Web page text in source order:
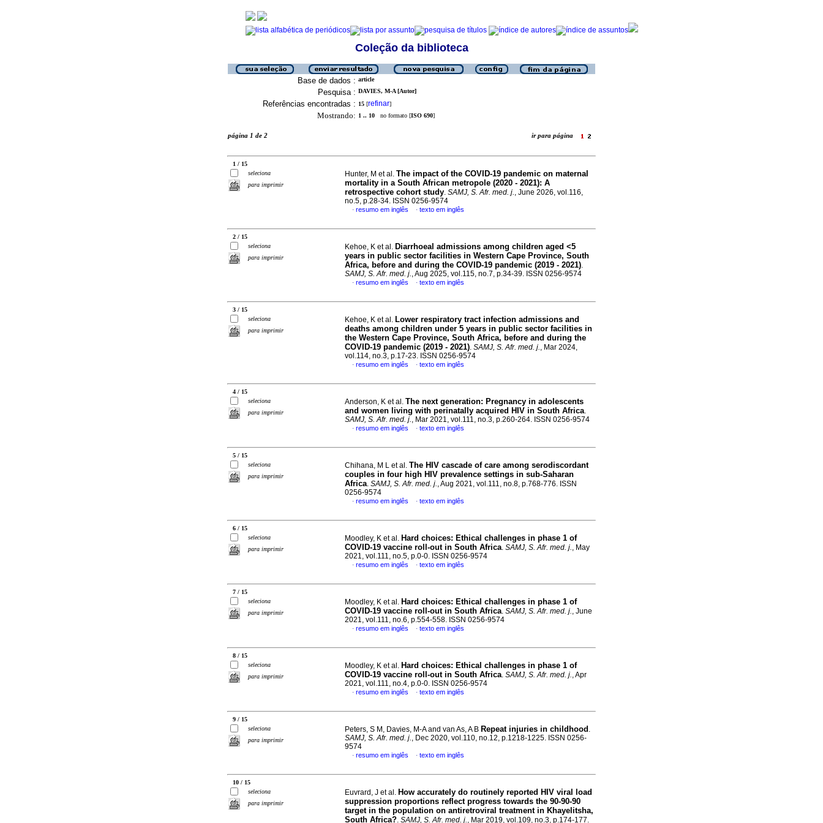
Coleção da biblioteca
Base de dados : article
Pesquisa : DAVIES, M-A [Autor]
Referências encontradas : 15 [refinar]
Mostrando: 1 .. 10 no formato [ISO 690]
página 1 de 2 ir para página
1 / 15
seleciona
para imprimir
Hunter, M et al. The impact of the COVID-19 pandemic on maternal
mortality in a South African metropole (2020 - 2021): A
retrospective cohort study. SAMJ, S. Afr. med. j., June 2026, vol.116,
no.5, p.28-34. ISSN 0256-9574
· resumo em inglês · texto em inglês
2 / 15
seleciona
para imprimir
Kehoe, K et al. Diarrhoeal admissions among children aged <5
years in public sector facilities in Western Cape Province, South
Africa, before and during the COVID-19 pandemic (2019 - 2021).
SAMJ, S. Afr. med. j., Aug 2025, vol.115, no.7, p.34-39. ISSN 0256-9574
· resumo em inglês · texto em inglês
3 / 15
seleciona
para imprimir
Kehoe, K et al. Lower respiratory tract infection admissions and
deaths among children under 5 years in public sector facilities in
the Western Cape Province, South Africa, before and during the
COVID-19 pandemic (2019 - 2021). SAMJ, S. Afr. med. j., Mar 2024,
vol.114, no.3, p.17-23. ISSN 0256-9574
· resumo em inglês · texto em inglês
4 / 15
seleciona
para imprimir
Anderson, K et al. The next generation: Pregnancy in adolescents
and women living with perinatally acquired HIV in South Africa.
SAMJ, S. Afr. med. j., Mar 2021, vol.111, no.3, p.260-264. ISSN 0256-9574
· resumo em inglês · texto em inglês
5 / 15
seleciona
para imprimir
Chihana, M L et al. The HIV cascade of care among serodiscordant
couples in four high HIV prevalence settings in sub-Saharan
Africa. SAMJ, S. Afr. med. j., Aug 2021, vol.111, no.8, p.768-776. ISSN
0256-9574
· resumo em inglês · texto em inglês
6 / 15
seleciona
para imprimir
Moodley, K et al. Hard choices: Ethical challenges in phase 1 of
COVID-19 vaccine roll-out in South Africa. SAMJ, S. Afr. med. j., May
2021, vol.111, no.5, p.0-0. ISSN 0256-9574
· resumo em inglês · texto em inglês
7 / 15
seleciona
para imprimir
Moodley, K et al. Hard choices: Ethical challenges in phase 1 of
COVID-19 vaccine roll-out in South Africa. SAMJ, S. Afr. med. j., June
2021, vol.111, no.6, p.554-558. ISSN 0256-9574
· resumo em inglês · texto em inglês
8 / 15
seleciona
para imprimir
Moodley, K et al. Hard choices: Ethical challenges in phase 1 of
COVID-19 vaccine roll-out in South Africa. SAMJ, S. Afr. med. j., Apr
2021, vol.111, no.4, p.0-0. ISSN 0256-9574
· resumo em inglês · texto em inglês
9 / 15
seleciona
para imprimir
Peters, S M, Davies, M-A and van As, A B Repeat injuries in childhood .
SAMJ, S. Afr. med. j., Dec 2020, vol.110, no.12, p.1218-1225. ISSN 0256-
9574
· resumo em inglês · texto em inglês
10 / 15
seleciona
para imprimir
Euvrard, J et al. How accurately do routinely reported HIV viral load
suppression proportions reflect progress towards the 90-90-90
target in the population on antiretroviral treatment in Khayelitsha,
South Africa?. SAMJ, S. Afr. med. j., Mar 2019, vol.109, no.3, p.174-177.